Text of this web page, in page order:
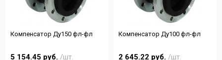
Компенсатор Ду150 фл-фл
5 154.45 руб. /шт.
Компенсатор Ду100 фл-фл
2 645.22 руб. /шт.